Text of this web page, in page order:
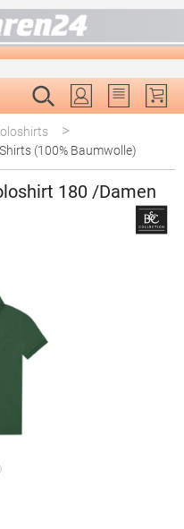
Du hast 0
>
(100% Baumwolle)
180 /Damen